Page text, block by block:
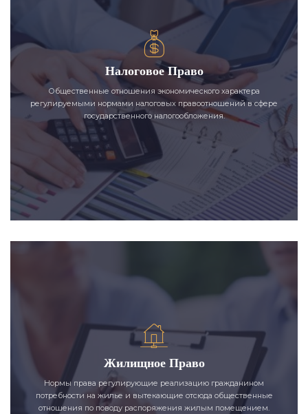
Налоговое Право
Общественные отношения экономического характера
регулируемыми нормами налоговых правоотношений в сфере
государственного налогообложения.
Жилищное Право
Нормы права регулирующие реализацию гражданином
потребности на жилье и вытекающие отсюда общественные
отношения по поводу распоряжения жилым помещением.